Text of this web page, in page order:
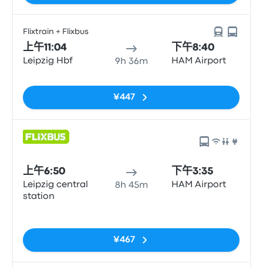
Flixtrain + Flixbus
上午11:04
Leipzig Hbf 9h 36m
下午8:40
HAM Airport
¥447
上午6:50
Leipzig central
station
8h 45m
下午3:35
HAM Airport
¥467